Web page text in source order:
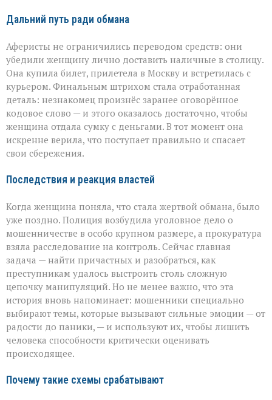
Дальний путь ради обмана
Аферисты не ограничились переводом средств: они
убедили женщину лично доставить наличные в столицу.
Она купила билет, прилетела в Москву и встретилась с
курьером. Финальным штрихом стала отработанная
деталь: незнакомец произнёс заранее оговорённое
кодовое слово — и этого оказалось достаточно, чтобы
женщина отдала сумку с деньгами. В тот момент она
искренне верила, что поступает правильно и спасает
свои сбережения.
Последствия и реакция властей
Когда женщина поняла, что стала жертвой обмана, было
уже поздно. Полиция возбудила уголовное дело о
мошенничестве в особо крупном размере, а прокуратура
взяла расследование на контроль. Сейчас главная
задача — найти причастных и разобраться, как
преступникам удалось выстроить столь сложную
цепочку манипуляций. Но не менее важно, что эта
история вновь напоминает: мошенники специально
выбирают темы, которые вызывают сильные эмоции — от
радости до паники, — и используют их, чтобы лишить
человека способности критически оценивать
происходящее.
Почему такие схемы срабатывают